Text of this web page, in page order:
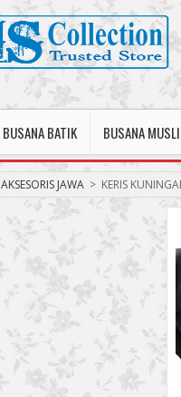
BUSANA BATIK BUSANA
AKSESORIS JAWA > KERIS